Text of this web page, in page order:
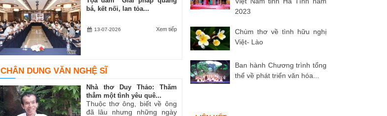
bá, kết nối, lan tỏa...
Xem tiếp
13-07-2026
CHÂN DUNG VĂN NGHỆ SĨ
Nhà thơ Duy Thảo: Thăm
thẳm một tình yêu quê...
Thuộc thơ ông, biết về ông
đã lâu nhưng những ngày
2023
Chùm thơ về tình hữu nghị
Việt- Lào
Ban hành Chương trình tổng
thể về phát triển văn hóa...